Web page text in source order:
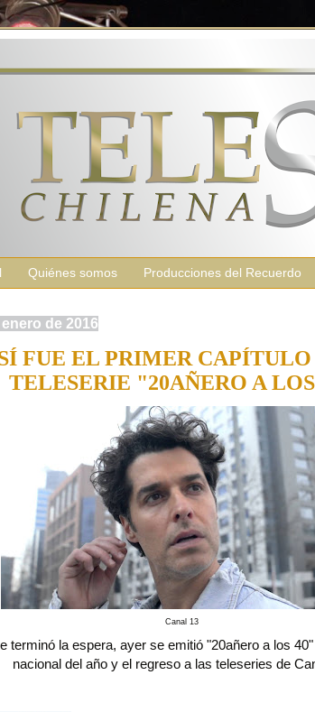
Quiénes somos Producciones del Recuerdo
de 2016
FUE EL PRIMER
TELESERIE "20AÑERO A
Canal 13
terminó la espera, ayer se emitió "20añero a los
nacional del año y el regreso a las teleseries de